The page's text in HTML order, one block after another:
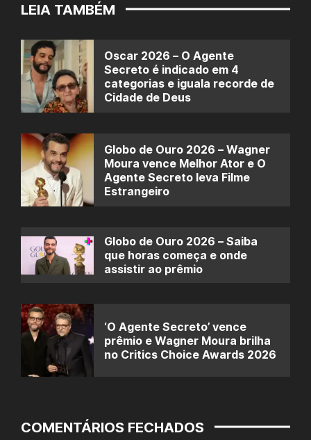
LEIA TAMBÉM
Oscar 2026 – O Agente
Secreto é indicado em 4
categorias e iguala recorde de
Cidade de Deus
Globo de Ouro 2026 – Wagner
Moura vence Melhor Ator e O
Agente Secreto leva Filme
Estrangeiro
Globo de Ouro 2026 – Saiba
que horas começa e onde
assistir ao prêmio
‘O Agente Secreto’ vence
prêmio e Wagner Moura brilha
no Critics Choice Awards 2026
COMENTÁRIOS FECHADOS